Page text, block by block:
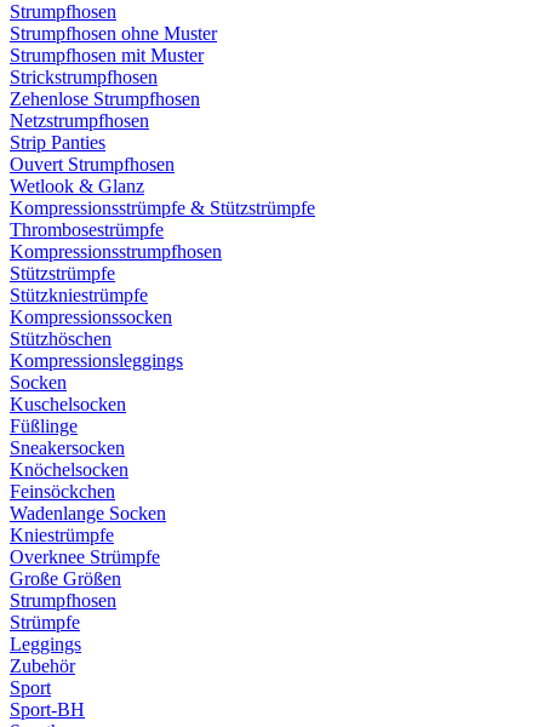
Strumpfhosen
Strumpfhosen ohne Muster
Strumpfhosen mit Muster
Strickstrumpfhosen
Zehenlose Strumpfhosen
Netzstrumpfhosen
Strip Panties
Ouvert Strumpfhosen
Wetlook & Glanz
Kompressionsstrümpfe & Stützstrümpfe
Thrombosestrümpfe
Kompressionsstrumpfhosen
Stützstrümpfe
Stützkniestrümpfe
Kompressionssocken
Stützhöschen
Kompressionsleggings
Socken
Kuschelsocken
Füßlinge
Sneakersocken
Knöchelsocken
Feinsöckchen
Wadenlange Socken
Kniestrümpfe
Overknee Strümpfe
Große Größen
Strumpfhosen
Strümpfe
Leggings
Zubehör
Sport
Sport-BH